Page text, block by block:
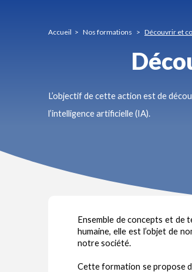
Accueil Nos formations Découvrir et
L’objectif de cette action est de
l’intelligence artificielle (IA).
Ensemble de concepts et de
humaine, elle est l’objet de
notre société.
Cette formation se propose